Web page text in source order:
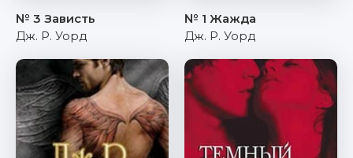
№ 3 Зависть
Дж. Р. Уорд
№ 1 Жажда
Дж. Р. Уорд